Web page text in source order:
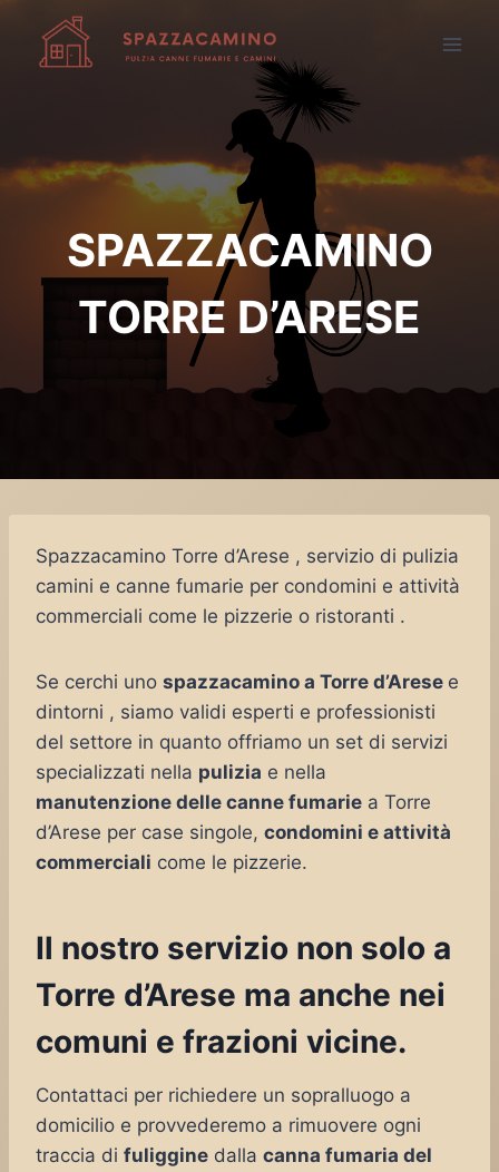
contenuto
SPAZZACAMINO
TORRE D’ARESE
Spazzacamino Torre d’Arese , servizio di pulizia
camini e canne fumarie per condomini e attività
commerciali come le pizzerie o ristoranti .
Se cerchi uno spazzacamino a Torre d’Arese e
dintorni , siamo validi esperti e professionisti
del settore in quanto offriamo un set di servizi
specializzati nella pulizia e nella
manutenzione delle canne fumarie a Torre
d’Arese per case singole, condomini e attività
commerciali come le pizzerie.
Il nostro servizio non solo a
Torre d’Arese ma anche nei
comuni e frazioni vicine.
Contattaci per richiedere un sopralluogo a
domicilio e provvederemo a rimuovere ogni
traccia di fuliggine dalla canna fumaria del